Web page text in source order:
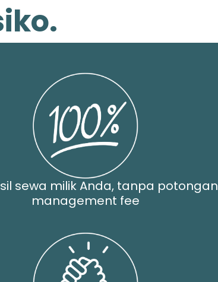
sewa milik Anda, tanpa potongan
management fee